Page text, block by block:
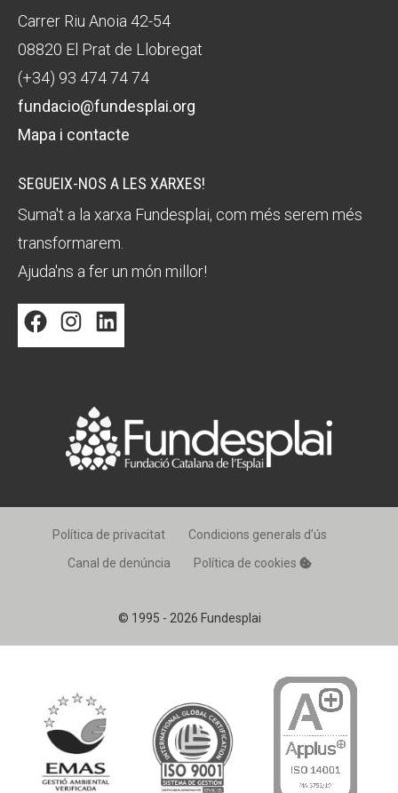
Carrer Riu Anoia 42-54
08820 El Prat de Llobregat
(+34) 93 474 74 74
fundacio@fundesplai.org
Mapa i contacte
SEGUEIX-NOS A LES XARXES!
Suma't a la xarxa Fundesplai, com més serem més
transformarem.
Ajuda'ns a fer un món millor!
FacebookInstagram
© 1995 - 2026 Fundesplai
Política de privacitat
Condicions generals d’ús
Canal de denúncia
Política de cookies